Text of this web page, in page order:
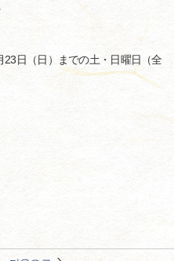
23日（日）までの土・日曜日（全